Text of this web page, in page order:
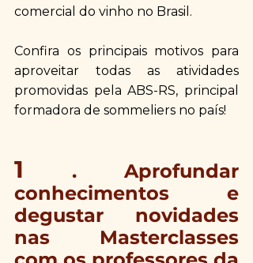
comercial do vinho no Brasil.
Confira os principais motivos para
aproveitar todas as atividades
promovidas pela ABS-RS, principal
formadora de sommeliers no país!
1
. Aprofundar
conhecimentos e
degustar novidades
nas Masterclasses